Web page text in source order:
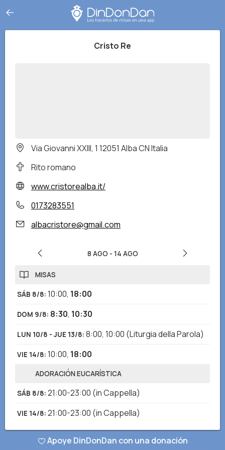
Cristo Re
Via Giovanni XXIII, 1 12051 Alba CN Italia
Rito romano
www.cristorealba.it/
0173283551
albacristore@gmail.com
8 AGO - 14 AGO
MISAS
SÁB 8/8: 10:00, 18:00
DOM 9/8: 8:30, 10:30
LUN 10/8 - JUE 13/8: 8:00, 10:00 (Liturgia della Parola)
VIE 14/8: 10:00, 18:00
ADORACIÓN EUCARÍSTICA
SÁB 8/8: 21:00-23:00 (in Cappella)
VIE 14/8: 21:00-23:00 (in Cappella)
¿Ha notado alguna información incorrecta? ¡Descargue la app
Apoye DinDonDan con una donación